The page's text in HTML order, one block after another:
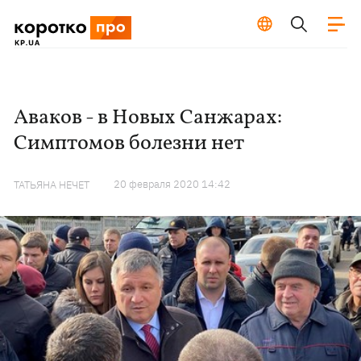
Аваков - в Новых Санжарах:
Симптомов болезни нет
ТАТЬЯНА НЕЧЕТ 20 февраля 2020 14:42